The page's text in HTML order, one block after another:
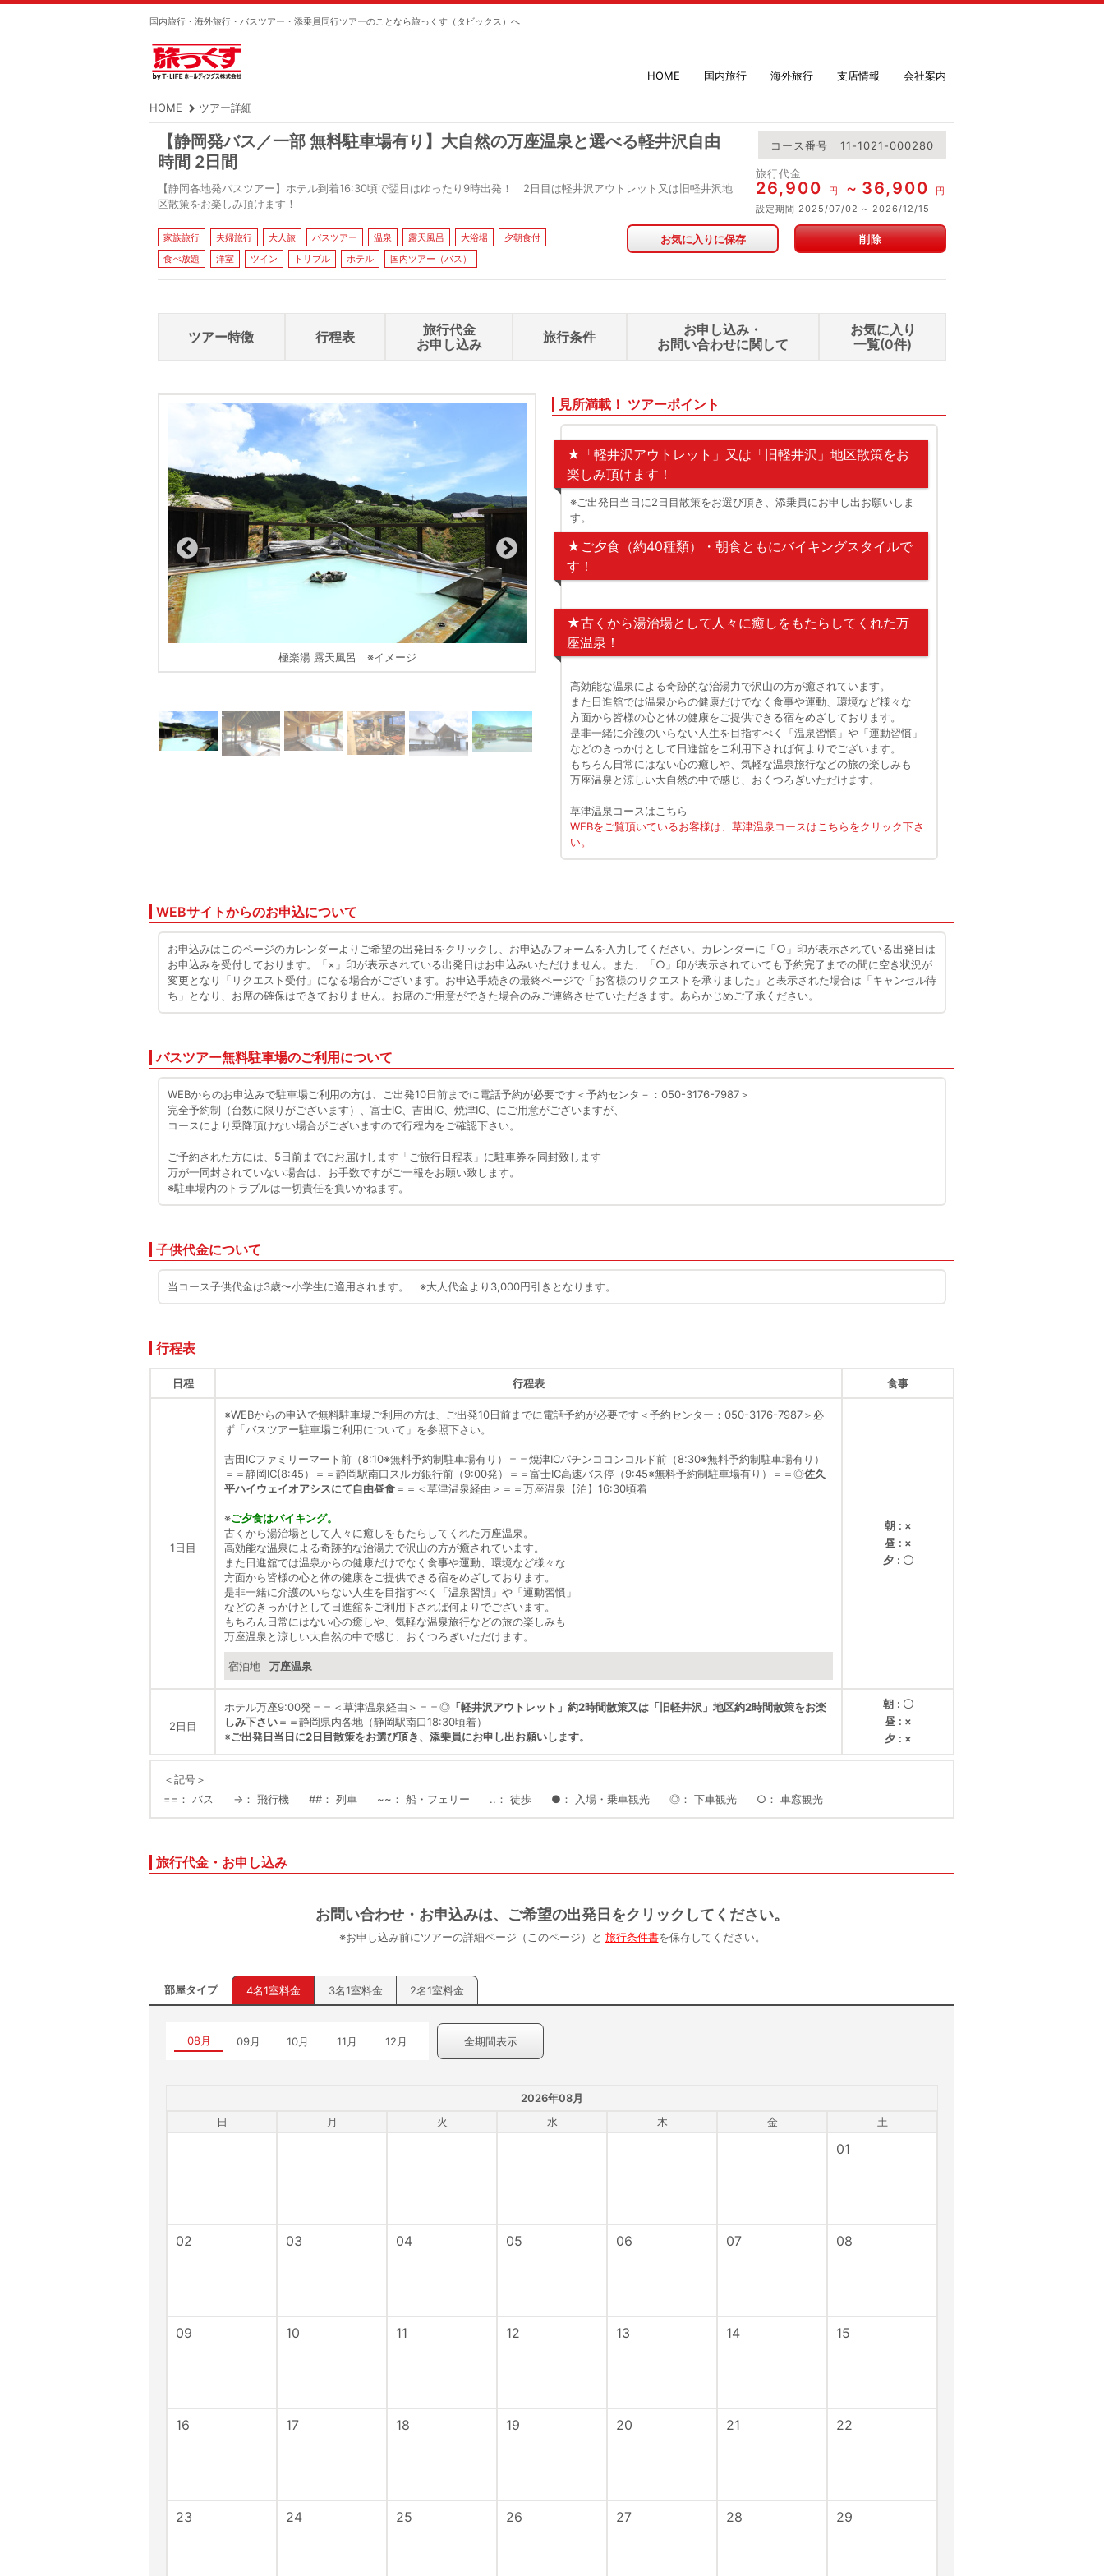
国内旅行・海外旅行・バスツアー・添乗員同行ツアーのことなら旅っくす（タビックス）へ
HOME 国内旅行 海外旅行 支店情報 会社案内
HOME ツアー詳細
【静岡発バス／一部 無料駐車場有り】大自然の万座温泉と選べる軽井沢自由
時間 2日間
【静岡各地発バスツアー】ホテル到着16:30頃で翌日はゆったり9時出発！ 2日目は軽井沢アウトレット又は旧軽井沢地
区散策をお楽しみ頂けます！
コース番号 11-1021-000280
旅行代金
26,900 円 36,900
円
設定期間 2025/07/02 2026/12/15
極楽湯 露天風呂 ※イメージ
長寿の湯 内風呂 イメージ
家族旅行 夫婦旅行 大人旅 バスツアー 温泉 露天風呂 大浴場
夕朝食付
食べ放題
洋室 ツイン トリプル ホテル 国内ツアー（バス）
お気に入りに保存 削除
ツアー特徴 行程表
旅行代金
お申し込み
旅行条件
お申し込み・
お問い合わせに関して
お気に入り
一覧(0件)
見所満載！ ツアーポイント
★「軽井沢アウトレット」又は「旧軽井沢」地区散策をお
楽しみ頂けます！
※ご出発日当日に2日目散策をお選び頂き、添乗員にお申し出お願いしま
す。
★ご夕食（約40種類）・朝食ともにバイキングスタイルで
す！
★古くから湯治場として人々に癒しをもたらしてくれた万
座温泉！
高効能な温泉による奇跡的な治湯力で沢山の方が癒されています。
また日進舘では温泉からの健康だけでなく食事や運動、環境など様々な
方面から皆様の心と体の健康をご提供できる宿をめざしております。
是非一緒に介護のいらない人生を目指すべく「温泉習慣」や「運動習慣」
などのきっかけとして日進舘をご利用下されば何よりでございます。
もちろん日常にはない心の癒しや、気軽な温泉旅行などの旅の楽しみも
万座温泉と涼しい大自然の中で感じ、おくつろぎいただけます。
草津温泉コースはこちら
WEBをご覧頂いているお客様は、草津温泉コースはこちらをクリック下さ
い。
WEBサイトからのお申込について
お申込みはこのページのカレンダーよりご希望の出発日をクリックし、お申込みフォームを入力してください。カレンダーに「○」印が表示されている出発日は
お申込みを受付しております。「×」印が表示されている出発日はお申込みいただけません。また、「○」印が表示されていても予約完了までの間に空き状況が
変更となり「リクエスト受付」になる場合がございます。お申込手続きの最終ページで「お客様のリクエストを承りました」と表示された場合は「キャンセル待
ち」となり、お席の確保はできておりません。お席のご用意ができた場合のみご連絡させていただきます。あらかじめご了承ください。
バスツアー無料駐車場のご利用について
WEBからのお申込みで駐車場ご利用の方は、ご出発10日前までに電話予約が必要です＜予約センタ－：050-3176-7987＞
完全予約制（台数に限りがございます）、富士IC、吉田IC、焼津IC、にご用意がございますが、
コースにより乗降頂けない場合がございますので行程内をご確認下さい。
ご予約された方には、5日前までにお届けします「ご旅行日程表」に駐車券を同封致します
万が一同封されていない場合は、お手数ですがご一報をお願い致します。
※駐車場内のトラブルは一切責任を負いかねます。
子供代金について
当コース子供代金は3歳〜小学生に適用されます。 ※大人代金より3,000円引きとなります。
行程表
日程 行程表 食事
1日目
※WEBからの申込で無料駐車場ご利用の方は、ご出発10日前までに電話予約が必要です＜予約センター：050-3176-7987＞必
ず「バスツアー駐車場ご利用について」を参照下さい。
吉田ICファミリーマート前（8:10※無料予約制駐車場有り）＝＝焼津ICパチンココンコルド前（8:30※無料予約制駐車場有り）
＝＝静岡IC(8:45）＝＝静岡駅南口スルガ銀行前（9:00発）＝＝富士IC高速バス停（9:45※無料予約制駐車場有り）＝＝◎佐久
平ハイウェイオアシスにて自由昼食＝＝＜草津温泉経由＞＝＝万座温泉【泊】16:30頃着
※ご夕食はバイキング。
古くから湯治場として人々に癒しをもたらしてくれた万座温泉。
高効能な温泉による奇跡的な治湯力で沢山の方が癒されています。
また日進舘では温泉からの健康だけでなく食事や運動、環境など様々な
方面から皆様の心と体の健康をご提供できる宿をめざしております。
是非一緒に介護のいらない人生を目指すべく「温泉習慣」や「運動習慣」
などのきっかけとして日進舘をご利用下されば何よりでございます。
もちろん日常にはない心の癒しや、気軽な温泉旅行などの旅の楽しみも
万座温泉と涼しい大自然の中で感じ、おくつろぎいただけます。
宿泊地 万座温泉
朝
×
昼
×
夕
〇
2日目
ホテル万座9:00発＝＝＜草津温泉経由＞＝＝◎ 「軽井沢アウトレット」約2時間散策又は「旧軽井沢」地区約2時間散策をお楽
しみ下さい＝＝静岡県内各地（静岡駅南口18:30頃着）
※ご出発日当日に2日目散策をお選び頂き、添乗員にお申し出お願いします。
朝
〇
昼
×
夕
×
＜記号＞
==
バス → 飛行機 ## 列車 ~~ 船・フェリー .. 徒歩 ● 入場・乗車観光 ◎ 下車観光 ○ 車窓観光
旅行代金・お申し込み
お問い合わせ・お申込みは、ご希望の出発日をクリックしてください。
※お申し込み前にツアーの詳細ページ（このページ）と 旅行条件書を保存してください。
部屋タイプ 4名1室料金 3名1室料金 2名1室料金
08月 09月 10月 11月 12月 全期間表示
2026年08月
日
月 火 水 木 金 土
01
02 03 04 05 06 07 08
09 10 11 12 13 14 15
16 17 18 19 20 21 22
23 24 25 26 27 28 29